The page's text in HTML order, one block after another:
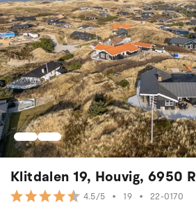
Klitdalen 19, Houvig, 6950
4.5/5 • 19 • 22-0170